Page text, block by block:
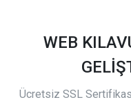
WEB
Ücretsiz SSL